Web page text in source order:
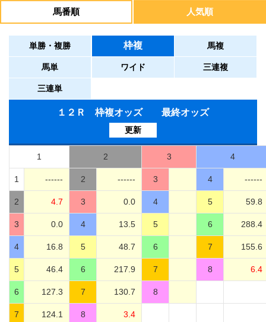
馬番順 人気順
単勝・複勝 枠複 馬複
馬単 ワイド 三連複
三連単
１２Ｒ 枠複オッズ 最終オッズ
更新
1 2 3 4
1 ------ 2 ------ 3 4 ------
2 4.7 3 0.0 4 5 59.8
3 0.0 4 13.5 5 6 288.4
4 16.8 5 48.7 6 7 155.6
5 46.4 6 217.9 7 8 6.4
6 127.3 7 130.7 8
7 124.1 8 3.4